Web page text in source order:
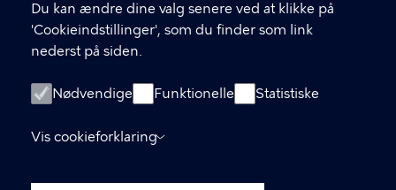
Du kan ændre dine valg senere ved at klikke på
'Cookieindstillinger', som du finder som link
nederst på siden.
Nødvendige Funktionelle Statistiske
Vis cookieforklaring
Digital Post
Databeskyttelse
Tilgængelighedserklæring
Om hjemmesiden